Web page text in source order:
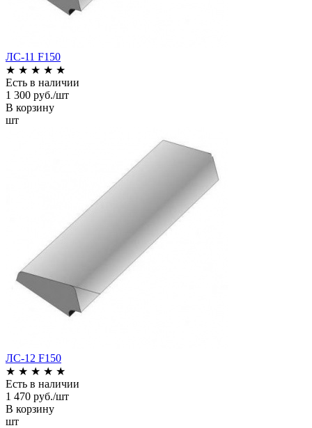
ЛС-11 F150
★ ★ ★ ★ ★
Есть в наличии
1 300 руб./шт
В корзину
шт
ЛС-12 F150
★ ★ ★ ★ ★
Есть в наличии
1 470 руб./шт
В корзину
шт